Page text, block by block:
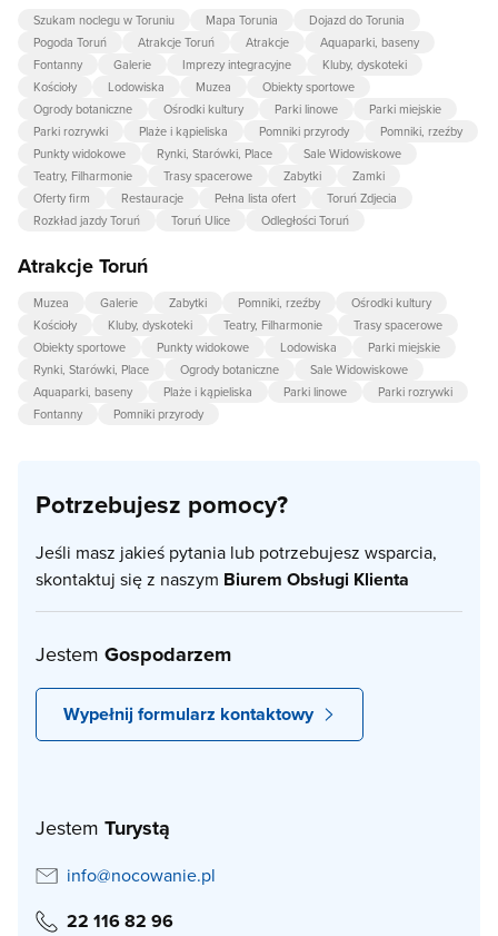
Szukam noclegu w Toruniu Mapa Torunia
Dojazd do Torunia
Pogoda Toruń
Atrakcje Toruń Atrakcje
Aquaparki, baseny
Fontanny
Galerie Imprezy integracyjne
Kluby, dyskoteki
Kościoły
Lodowiska Muzea
Obiekty sportowe
Ogrody botaniczne
Ośrodki kultury Parki linowe
Parki miejskie
Parki rozrywki
Plaże i kąpieliska Pomniki przyrody
Pomniki, rzeźby
Punkty widokowe
Rynki, Starówki, Place
Sale Widowiskowe
Teatry, Filharmonie
Trasy spacerowe Zabytki
Zamki
Oferty firm
Restauracje Pełna lista ofert
Toruń Zdjecia
Rozkład jazdy Toruń
Toruń Ulice Odległości Toruń
Atrakcje Toruń
Muzea Galerie Zabytki Pomniki, rzeźby
Ośrodki kultury
Kościoły
Kluby, dyskoteki Teatry, Filharmonie
Trasy spacerowe
Obiekty sportowe
Punkty widokowe Lodowiska
Parki miejskie
Rynki, Starówki, Place
Ogrody botaniczne
Sale Widowiskowe
Aquaparki, baseny
Plaże i kąpieliska Parki linowe
Parki rozrywki
Fontanny
Pomniki przyrody
Potrzebujesz pomocy?
Jeśli masz jakieś pytania lub potrzebujesz wsparcia,
skontaktuj się z naszym Biurem Obsługi Klienta
Jestem Gospodarzem
Wypełnij formularz kontaktowy
Jestem Turystą
info@nocowanie.pl
22 116 82 96